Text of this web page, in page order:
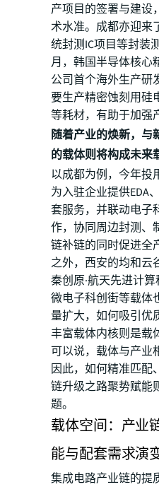
产项目的签署与建设
术水准。成都亦迎来
统封测IC项目等封装
月，韩国半导体核心
公司首个海外生产研
要生产精密蚀刻用硅
等耗材，有助于加强
随着产业的焕新，与
的载体则将构成未来
以成都为例，今年投
为入驻企业提供EDA
套服务，并联动电子
作，协同周边封测、
链补链的同时促进全
之外，西安的均和云
秦创原·航天先进计
微电子科创街等载体
量扩大，如何吸引优
丰富载体内核则是载
可以说，载体与产业
因此，如何精准匹配
链升级之路聚势赋能
题。
载体空间：产业
能与配套需求演
集成电路产业链的提